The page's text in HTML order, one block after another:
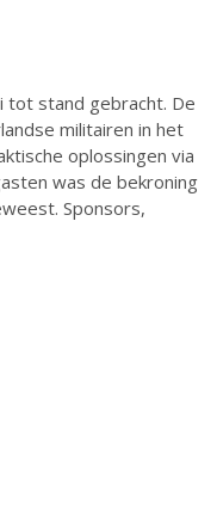
tot stand gebracht. De
militairen in het
oplossingen via
was de bekroning
Sponsors,